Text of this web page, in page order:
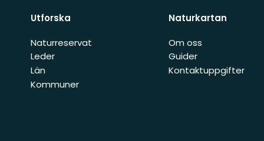
Utforska
Naturreservat
Leder
Län
Kommuner
Naturkartan
Om oss
Guider
Kontaktuppgifter